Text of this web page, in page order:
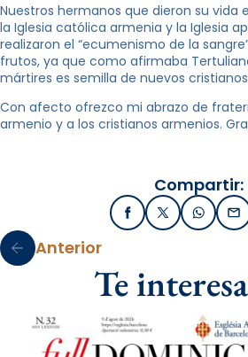
Nuestros hermanos que dieron su vida
la Iglesia católica armenia y la Iglesia
realizaron el “ecumenismo de la
frutos, ya que como afirmaba
mártires es semilla de nuevos
Con afecto ofrezco mi abrazo de
armenio y a los cristianos armenios.
Compartir:
FacebookX / Twitter
Anterior
Te